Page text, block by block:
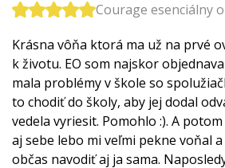
Courage esenciálny
Krásna vôňa ktorá ma už na prvé
k životu. EO som najskor
mala problémy v škole so
to chodiť do školy, aby jej dodal
vedela vyriesit. Pomohlo :). A
aj sebe lebo mi veľmi pekne voňal
občas navodiť aj ja sama.